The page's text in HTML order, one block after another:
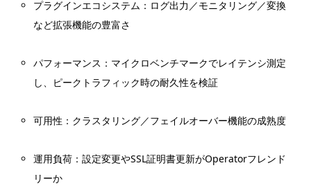
プラグインエコシステム：ログ出力／モニタリング／変換
など拡張機能の豊富さ
パフォーマンス：マイクロベンチマークでレイテンシ測定
し、ピークトラフィック時の耐久性を検証
可用性：クラスタリング／フェイルオーバー機能の成熟度
運用負荷：設定変更やSSL証明書更新がOperatorフレンド
リーか